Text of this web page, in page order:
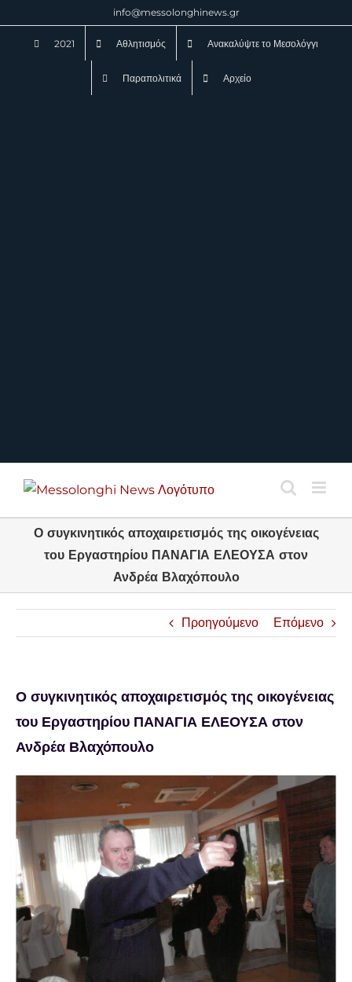
info@messolonghinews.gr
2021 Αθλητισμός Ανακαλύψτε το Μεσολόγγι
Παραπολιτικά Αρχείο
Ο συγκινητικός αποχαιρετισμός της οικογένειας
του Εργαστηρίου ΠΑΝΑΓΙΑ ΕΛΕΟΥΣΑ στον
Ανδρέα Βλαχόπουλο
Προηγούμενο Επόμενο
Ο συγκινητικός αποχαιρετισμός της οικογένειας
του Εργαστηρίου ΠΑΝΑΓΙΑ ΕΛΕΟΥΣΑ στον
Ανδρέα Βλαχόπουλο
μεγαλύτερης
εικόνας